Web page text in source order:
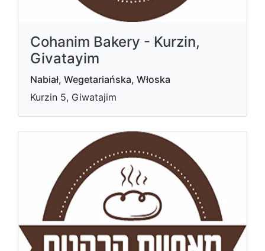
Cohanim Bakery - Kurzin,
Givatayim
Nabiał, Wegetariańska, Włoska
Kurzin 5, Giwatajim